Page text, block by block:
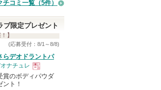
チコミ一覧 （5件）
ブ限定プレゼント
】
(応募受付：8/1～8/8)
らデオドラントパ
ナチュレ
現
賞のボディパウダ
ント！